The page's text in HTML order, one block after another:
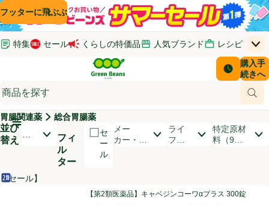
コンテンツに飛ぶ
検索に飛ぶ
フッターに飛ぶ
特集 セール くらしの特価品 人気ブランド レシピ
はじめてのお買い物ガイド
(新しいウィンドウで開く) (新しいウィンドウで開く)
サポート・ヘルプ・お問い合わせ
(新しいウィンドウで開く)
上
Green Beans
商
配送日時
購入手
続きへ
お客さ
￥0
メインメニュ―ボタン
胃腸関連薬 総合胃腸薬
並び
替え
開いて並び替えオプションのリストを見る
順
フィ
ル
ター
セ
ー
ル
メー
カー・ブ
ライ
フス
特定原材
料（9品
【セール】
【第2類医薬品】キャベジンコーワαプラス 300錠
第2類医薬品
【第2類医薬品】キャベジンコーワαプラス 300錠